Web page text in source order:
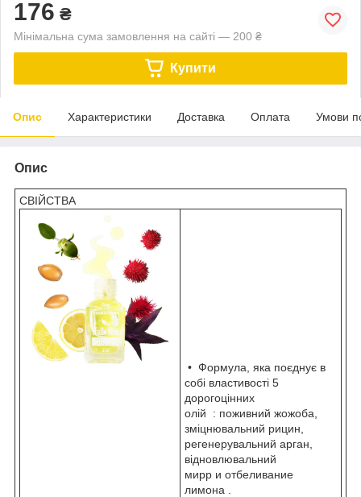
176 ₴
Мінімальна сума замовлення на сайті — 200 ₴
Купити
Опис Характеристики Доставка Оплата Умови
Опис
СВІЙСТВА
• Формула, яка поєднує в
собі властивості 5
дорогоцінних
олій : поживний жожоба,
зміцнювальний рицин,
регенерувальний арган,
відновлювальний
мирр и отбеливание
лимона .